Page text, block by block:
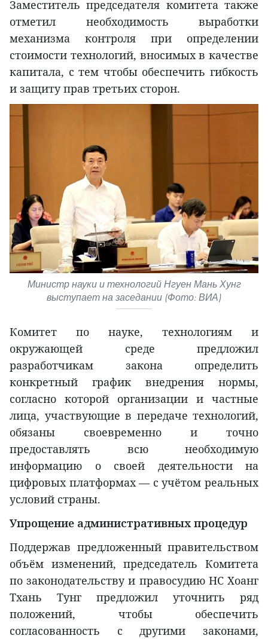
Заместитель председателя комитета также
отметил необходимость выработки
механизма контроля при определении
стоимости технологий, вносимых в качестве
капитала, с тем чтобы обеспечить гибкость
и защиту прав третьих сторон.
Министр науки и технологий Нгуен Мань Хунг
выступает на заседании (Фото: ВИА)
Комитет по науке, технологиям и
окружающей среде предложил
разработчикам закона определить
конкретный график внедрения нормы,
согласно которой организации и частные
лица, участвующие в передаче технологий,
обязаны своевременно и точно
предоставлять всю необходимую
информацию о своей деятельности на
цифровых платформах — с учётом реальных
условий страны.
Упрощение административных процедур
Поддержав предложенный правительством
объём изменений, председатель Комитета
по законодательству и правосудию НС Хоанг
Тхань Тунг предложил уточнить ряд
положений, чтобы обеспечить
согласованность с другими законами,